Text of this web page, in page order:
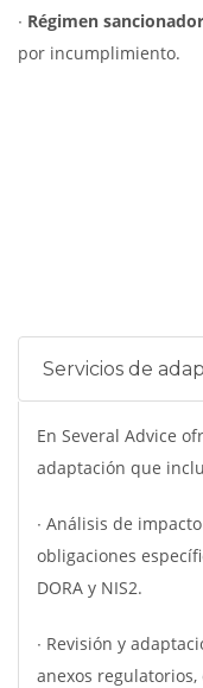
∙ Régimen
por incumplimiento.
Servicios de
En Several Advice
adaptación que
∙ Análisis de
obligaciones
DORA y NIS2.
∙ Revisión y
anexos